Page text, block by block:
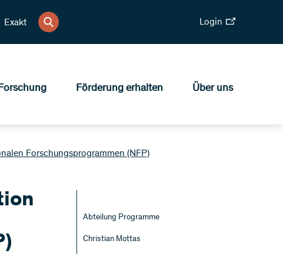
Exakt Login
Forschung Förderung erhalten Über uns
Forschungsprogrammen (NFP)
Abteilung Programme
Christian Mottas